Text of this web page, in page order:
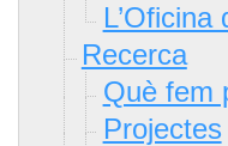
Recerca
Què fem
Projectes